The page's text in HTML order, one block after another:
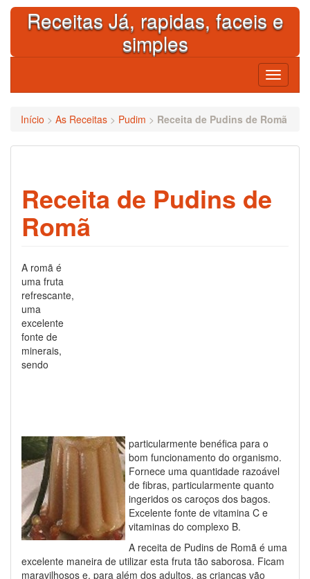
Skip
contentReceitas Já, rapidas, faceis e
simples
Toggle
Início > As Receitas > Pudim > Receita de Pudins de Romã
Receita de Pudins de
Romã
A romã é
uma fruta
refrescante,
uma
excelente
fonte de
minerais,
sendo
particularmente benéfica para o
bom funcionamento do organismo.
Fornece uma quantidade razoável
de fibras, particularmente quanto
ingeridos os caroços dos bagos.
Excelente fonte de vitamina C e
vitaminas do complexo B.
A receita de Pudins de Romã é uma
excelente maneira de utilizar esta fruta tão saborosa. Ficam
maravilhosos e, para além dos adultos, as crianças vão